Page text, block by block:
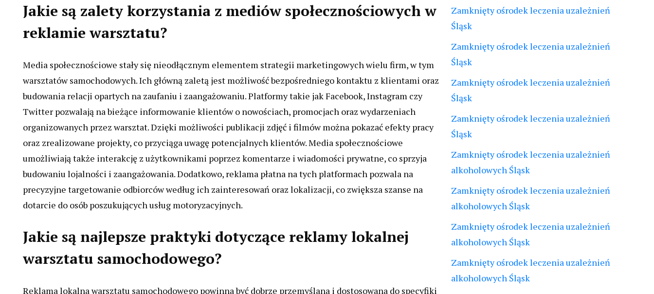
Jakie są zalety korzystania z mediów społecznościowych w
reklamie warsztatu?
Media społecznościowe stały się nieodłącznym elementem strategii marketingowych wielu firm, w tym
warsztatów samochodowych. Ich główną zaletą jest możliwość bezpośredniego kontaktu z klientami oraz
budowania relacji opartych na zaufaniu i zaangażowaniu. Platformy takie jak Facebook, Instagram czy
Twitter pozwalają na bieżące informowanie klientów o nowościach, promocjach oraz wydarzeniach
organizowanych przez warsztat. Dzięki możliwości publikacji zdjęć i filmów można pokazać efekty pracy
oraz zrealizowane projekty, co przyciąga uwagę potencjalnych klientów. Media społecznościowe
umożliwiają także interakcję z użytkownikami poprzez komentarze i wiadomości prywatne, co sprzyja
budowaniu lojalności i zaangażowania. Dodatkowo, reklama płatna na tych platformach pozwala na
precyzyjne targetowanie odbiorców według ich zainteresowań oraz lokalizacji, co zwiększa szanse na
dotarcie do osób poszukujących usług motoryzacyjnych.
Jakie są najlepsze praktyki dotyczące reklamy lokalnej
warsztatu samochodowego?
Reklama lokalna warsztatu samochodowego powinna być dobrze przemyślana i dostosowana do specyfiki
Zamknięty ośrodek leczenia uzależnień
Śląsk
Zamknięty ośrodek leczenia uzależnień
Śląsk
Zamknięty ośrodek leczenia uzależnień
Śląsk
Zamknięty ośrodek leczenia uzależnień
Śląsk
Zamknięty ośrodek leczenia uzależnień
alkoholowych Śląsk
Zamknięty ośrodek leczenia uzależnień
alkoholowych Śląsk
Zamknięty ośrodek leczenia uzależnień
alkoholowych Śląsk
Zamknięty ośrodek leczenia uzależnień
alkoholowych Śląsk